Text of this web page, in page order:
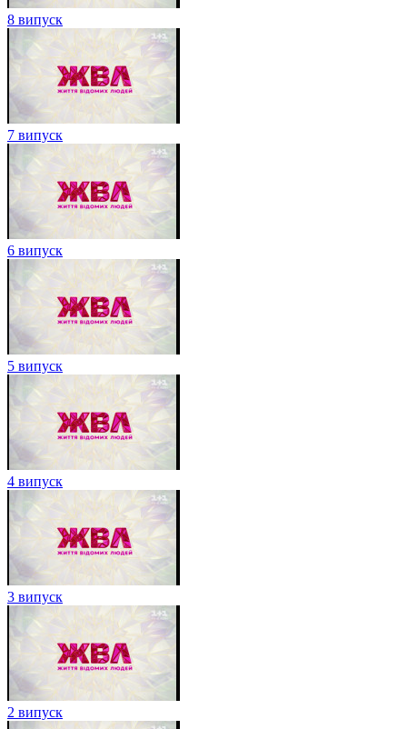
8 випуск
7 випуск
6 випуск
5 випуск
4 випуск
3 випуск
2 випуск